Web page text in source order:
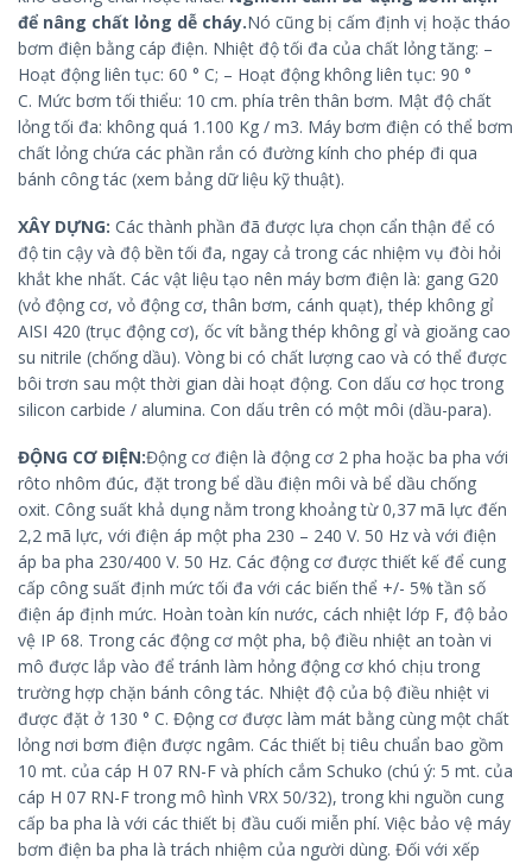
để nâng chất lỏng dễ cháy.Nó cũng bị cấm định vị hoặc tháo
bơm điện bằng cáp điện. Nhiệt độ tối đa của chất lỏng tăng: –
Hoạt động liên tục: 60 ° C; – Hoạt động không liên tục: 90 °
C. Mức bơm tối thiểu: 10 cm. phía trên thân bơm. Mật độ chất
lỏng tối đa: không quá 1.100 Kg / m3. Máy bơm điện có thể bơm
chất lỏng chứa các phần rắn có đường kính cho phép đi qua
bánh công tác (xem bảng dữ liệu kỹ thuật).
XÂY DỰNG: Các thành phần đã được lựa chọn cẩn thận để có
độ tin cậy và độ bền tối đa, ngay cả trong các nhiệm vụ đòi hỏi
khắt khe nhất. Các vật liệu tạo nên máy bơm điện là: gang G20
(vỏ động cơ, vỏ động cơ, thân bơm, cánh quạt), thép không gỉ
AISI 420 (trục động cơ), ốc vít bằng thép không gỉ và gioăng cao
su nitrile (chống dầu). Vòng bi có chất lượng cao và có thể được
bôi trơn sau một thời gian dài hoạt động. Con dấu cơ học trong
silicon carbide / alumina. Con dấu trên có một môi (dầu-para).
ĐỘNG CƠ ĐIỆN:Động cơ điện là động cơ 2 pha hoặc ba pha với
rôto nhôm đúc, đặt trong bể dầu điện môi và bể dầu chống
oxit. Công suất khả dụng nằm trong khoảng từ 0,37 mã lực đến
2,2 mã lực, với điện áp một pha 230 – 240 V. 50 Hz và với điện
áp ba pha 230/400 V. 50 Hz. Các động cơ được thiết kế để cung
cấp công suất định mức tối đa với các biến thể +/- 5% tần số
điện áp định mức. Hoàn toàn kín nước, cách nhiệt lớp F, độ bảo
vệ IP 68. Trong các động cơ một pha, bộ điều nhiệt an toàn vi
mô được lắp vào để tránh làm hỏng động cơ khó chịu trong
trường hợp chặn bánh công tác. Nhiệt độ của bộ điều nhiệt vi
được đặt ở 130 ° C. Động cơ được làm mát bằng cùng một chất
lỏng nơi bơm điện được ngâm. Các thiết bị tiêu chuẩn bao gồm
10 mt. của cáp H 07 RN-F và phích cắm Schuko (chú ý: 5 mt. của
cáp H 07 RN-F trong mô hình VRX 50/32), trong khi nguồn cung
cấp ba pha là với các thiết bị đầu cuối miễn phí. Việc bảo vệ máy
bơm điện ba pha là trách nhiệm của người dùng. Đối với xếp